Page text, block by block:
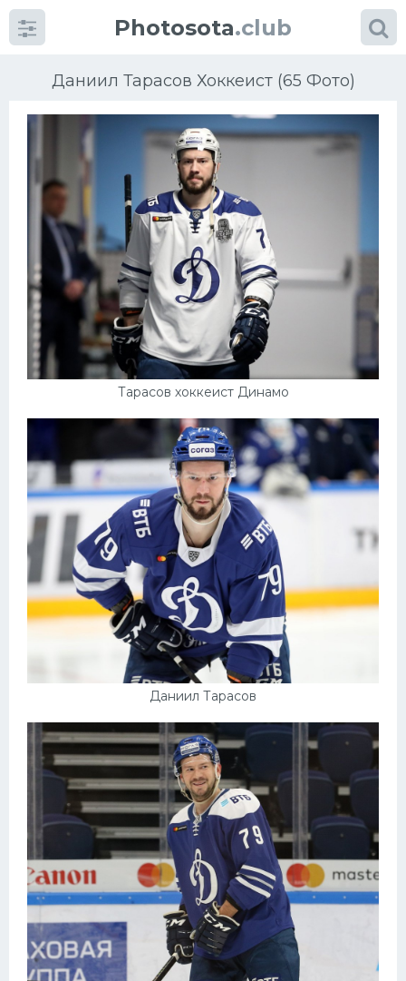
Photosota.club
Даниил Тарасов Хоккеист (65 Фото)
Тарасов хоккеист Динамо
Даниил Тарасов
КатегорииФото
Еще картинки...
Футбол
Баскетбол
Хоккей
Тренажеры
Интерьер квартиры